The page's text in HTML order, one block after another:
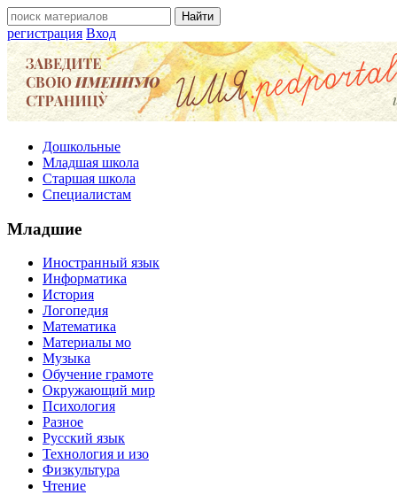
регистрация Вход
Дошкольные
Младшая школа
Старшая школа
Специалистам
Младшие
Иностранный язык
Информатика
История
Логопедия
Математика
Материалы мо
Музыка
Обучение грамоте
Окружающий мир
Психология
Разное
Русский язык
Технология и изо
Физкультура
Чтение